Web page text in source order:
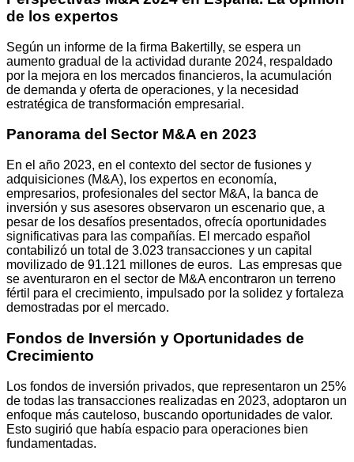
de los expertos
Según un informe de la firma Bakertilly, se espera un
aumento gradual de la actividad durante 2024, respaldado
por la mejora en los mercados financieros, la acumulación
de demanda y oferta de operaciones, y la necesidad
estratégica de transformación empresarial.
Panorama del Sector M&A en 2023
En el año 2023, en el contexto del sector de fusiones y
adquisiciones (M&A), los expertos en economía,
empresarios, profesionales del sector M&A, la banca de
inversión y sus asesores observaron un escenario que, a
pesar de los desafíos presentados, ofrecía oportunidades
significativas para las compañías. El mercado español
contabilizó un total de 3.023 transacciones y un capital
movilizado de 91.121 millones de euros. Las empresas que
se aventuraron en el sector de M&A encontraron un terreno
fértil para el crecimiento, impulsado por la solidez y fortaleza
demostradas por el mercado.
Fondos de Inversión y Oportunidades de
Crecimiento
Los fondos de inversión privados, que representaron un 25%
de todas las transacciones realizadas en 2023, adoptaron un
enfoque más cauteloso, buscando oportunidades de valor.
Esto sugirió que había espacio para operaciones bien
fundamentadas.